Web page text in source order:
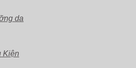
da
Kiện